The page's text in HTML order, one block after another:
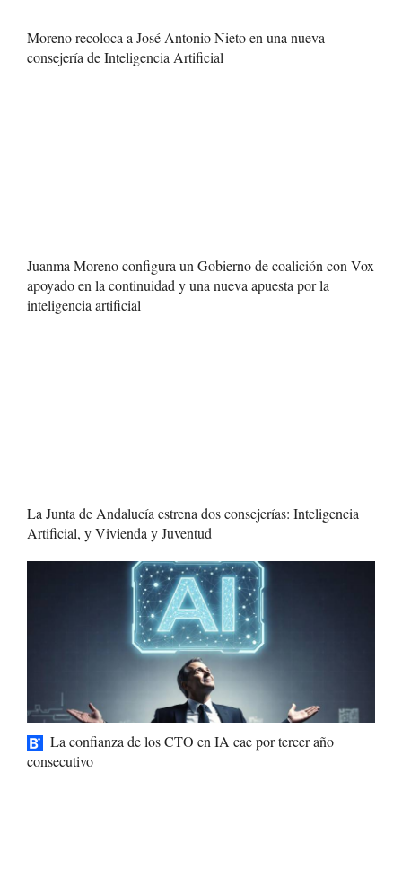
Moreno recoloca a José Antonio Nieto en una nueva
consejería de Inteligencia Artificial
Juanma Moreno configura un Gobierno de coalición con Vox
apoyado en la continuidad y una nueva apuesta por la
inteligencia artificial
La Junta de Andalucía estrena dos consejerías: Inteligencia
Artificial, y Vivienda y Juventud
La confianza de los CTO en IA cae por tercer año
consecutivo